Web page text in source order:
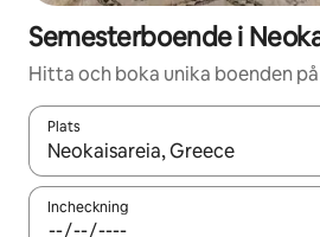
Semesterboende i
Hitta och boka unika boenden
Plats
När resultaten är tillgängliga kan
Incheckning